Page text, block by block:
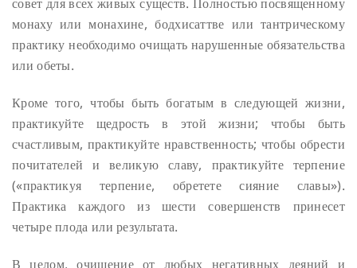
совет для всех живых существ. Полностью посвященному
монаху или монахине, бодхисаттве или тантрическому
практику необходимо очищать нарушенные обязательства
или обеты.
Кроме того, чтобы быть богатым в следующей жизни,
практикуйте щедрость в этой жизни; чтобы быть
счастливым, практикуйте нравственность; чтобы обрести
почитателей и великую славу, практикуйте терпение
(«практикуя терпение, обретете сияние славы»).
Практика каждого из шести совершенств принесет
четыре плода или результата.
В целом, очищение от любых негативных деяний и